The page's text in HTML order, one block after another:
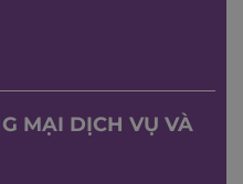
MẠI DỊCH VỤ VÀ